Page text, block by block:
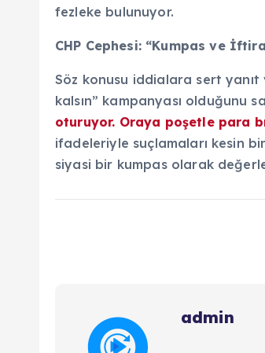
fezleke bulunuyor.
CHP Cephesi: “Kumpas ve
Söz konusu iddialara sert yanıt
kalsın” kampanyası olduğunu
oturuyor. Oraya poşetle para
ifadeleriyle suçlamaları kesin
siyasi bir kumpas olarak
admin